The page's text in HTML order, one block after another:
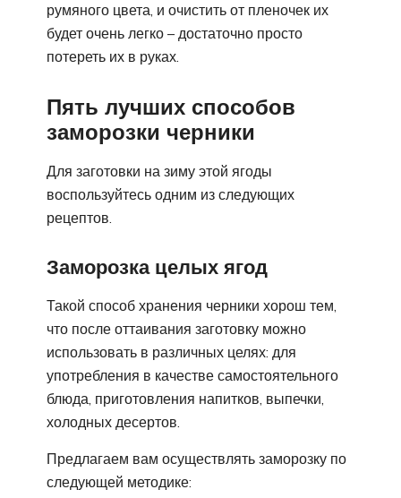
румяного цвета, и очистить от пленочек их
будет очень легко – достаточно просто
потереть их в руках.
Пять лучших способов
заморозки черники
Для заготовки на зиму этой ягоды
воспользуйтесь одним из следующих
рецептов.
Заморозка целых ягод
Такой способ хранения черники хорош тем,
что после оттаивания заготовку можно
использовать в различных целях: для
употребления в качестве самостоятельного
блюда, приготовления напитков, выпечки,
холодных десертов.
Предлагаем вам осуществлять заморозку по
следующей методике: